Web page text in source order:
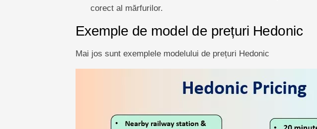
corect al mărfurilor.
Exemple de model de prețuri Hedonic
Mai jos sunt exemplele modelului de prețuri Hedonic